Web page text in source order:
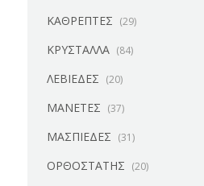
ΚΑΘΡΕΠΤΕΣ (29)
ΚΡΥΣΤΑΛΛΑ (84)
ΛΕΒΙΕΔΕΣ (20)
ΜΑΝΕΤΕΣ (37)
ΜΑΣΠΙΕΔΕΣ (31)
ΟΡΘΟΣΤΑΤΗΣ (20)